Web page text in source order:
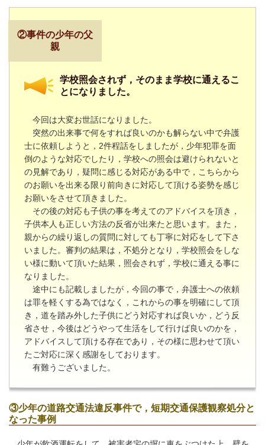
②事件の少年の父
親
学校照会されず，そのまま学校に通えるこ
とになりました。
今回は大変お世話になりました。
突然の出来事で何をすれば良いのかも解らない中で弁護
士に依頼しようと， 2件程話をしましたが，少年犯罪を面
倒のような対応でしたり，学校への照会は避けられないと
の見解であり，疑問に感じる対応がある中で，こちらから
のお願いを出来る限り前向きに対応して頂ける姿勢を感じ
お願いをさせて頂きました。
その後の対応も子供の事を考えてのアドバイスを頂き，
子供本人も正しい方法の反省が出来たと思います。また，
親からの繰り返しの質問に対しても丁寧に対応をして下さ
いました。審判の結果は，不処分となり，学校照会をしな
い様に動いて頂いた結果，照会されず，学校に通える事に
なりました。
途中にも記載しましたが，今回の事で，弁護士への依頼
は罪を軽くする為ではなく，これからの事を明確にして頂
き，道を踏み外した子供にどう対応すれば良いか，どう反
省させ，今後はどうやって生活をして行けば良いのかを，
アドバイスして頂ける存在であり，その様に思わせて頂い
たご対応に深く感謝をしております。
有難うございました。
③少年の道路交通法違反事件で，短期交通保護観察処分と
なった事例